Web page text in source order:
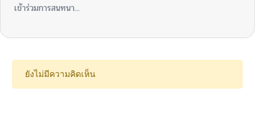
เข้าร่วมการสนทนา...
ยังไม่มีความคิดเห็น